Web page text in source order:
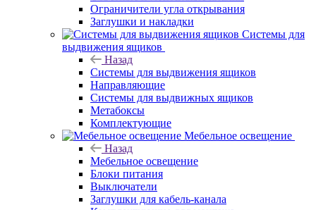
Ограничители угла открывания
Заглушки и накладки
Системы для
выдвижения ящиков
Назад
Системы для выдвижения ящиков
Направляющие
Системы для выдвижных ящиков
Метабоксы
Комплектующие
Мебельное освещение
Назад
Мебельное освещение
Блоки питания
Выключатели
Заглушки для кабель-канала